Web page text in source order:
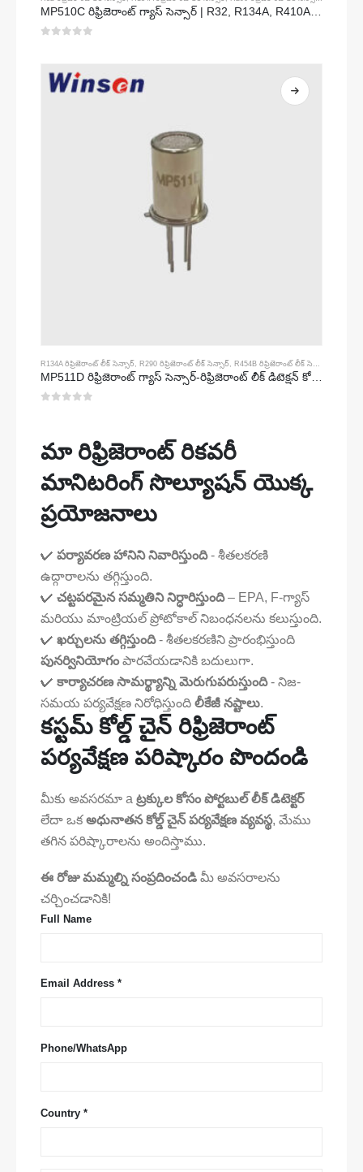
MP510C రిఫ్రిజెరాంట్ గ్యాస్ సెన్సార్ | R32, R134A, R410A, R290 కోసం హై-సెన్సిటివిటీ ఫ్రీయాన్ లీక్ డిటెక్షన్
R134A రిఫ్రిజెరాంట్ లీక్ సెన్సార్ , R290 రిఫ్రిజెరాంట్ లీక్ సెన్సార్ , R454B రిఫ్రిజెరాంట్ లీక్ సెన్సార్
MP511D రిఫ్రిజెరాంట్ గ్యాస్ సెన్సార్-రిఫ్రిజెరాంట్ లీక్ డిటెక్షన్ కోసం సెమీకండక్టర్-ఆధారిత సెన్సార్
మా రిఫ్రిజెరాంట్ రికవరీ
మానిటరింగ్ సొల్యూషన్ యొక్క
ప్రయోజనాలు
✔ పర్యావరణ హానిని నివారిస్తుంది- శీతలకరణి
ఉద్గారాలను తగ్గిస్తుంది.
✔ చట్టపరమైన సమ్మతిని నిర్ధారిస్తుంది– EPA, F-గ్యాస్
మరియు మాంట్రియల్ ప్రోటోకాల్ నిబంధనలను కలుస్తుంది.
✔ ఖర్చులను తగ్గిస్తుంది- శీతలకరణిని ప్రారంభిస్తుంది
పునర్వినియోగంపారవేయడానికి బదులుగా.
✔ కార్యాచరణ సామర్థ్యాన్ని మెరుగుపరుస్తుంది- నిజ-
సమయ పర్యవేక్షణ నిరోధిస్తుంది లీకేజీ నష్టాలు.
కస్టమ్ కోల్డ్ చైన్ రిఫ్రిజెరాంట్
పర్యవేక్షణ పరిష్కారం పొందండి
మీకు అవసరమా a ట్రక్కుల కోసం పోర్టబుల్ లీక్ డిటెక్టర్
లేదా ఒకఅధునాతన కోల్డ్ చైన్ పర్యవేక్షణ వ్యవస్థ, మేము
తగిన పరిష్కారాలను అందిస్తాము.
ఈ రోజు మమ్మల్ని సంప్రదించండి మీ అవసరాలను
చర్చించడానికి!
Full Name
Email Address *
Phone/WhatsApp
Country *